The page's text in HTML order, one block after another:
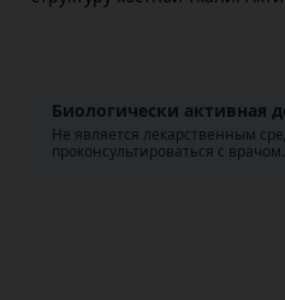
Биологически активная
Не является лекарственным
проконсультироваться с врачом.